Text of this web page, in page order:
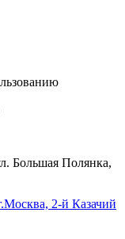
Большая Полянка,
2-й Казачий